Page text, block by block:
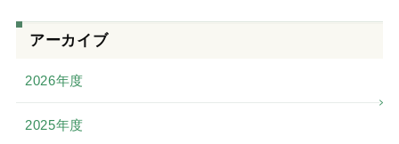
アーカイブ
2026年度
2025年度